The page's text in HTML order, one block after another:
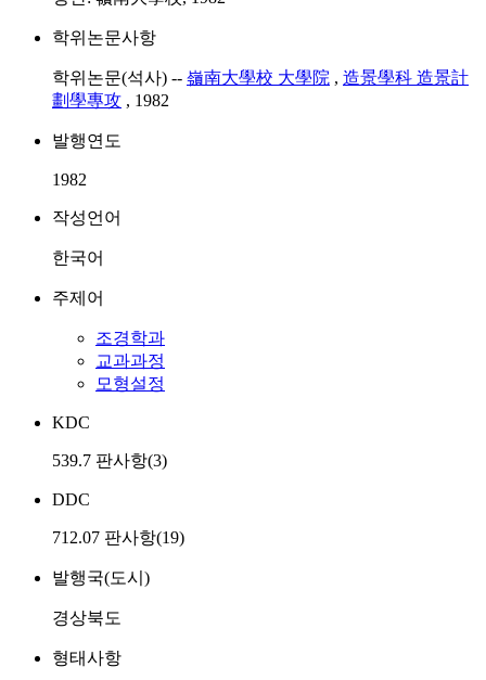
학위논문사항
학위논문(석사) -- 嶺南大學校 大學院 , 造景學科 造景計
劃學專攻 , 1982
발행연도
1982
작성언어
한국어
주제어
조경학과
교과과정
모형설정
KDC
539.7 판사항(3)
DDC
712.07 판사항(19)
발행국(도시)
경상북도
형태사항